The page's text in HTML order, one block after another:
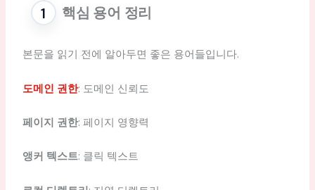
핵심 용어 정리
본문을 읽기 전에 알아두면 좋은 용어들입니다.
도메인 권한: 도메인 신뢰도
페이지 권한: 페이지 영향력
앵커 텍스트: 클릭 텍스트